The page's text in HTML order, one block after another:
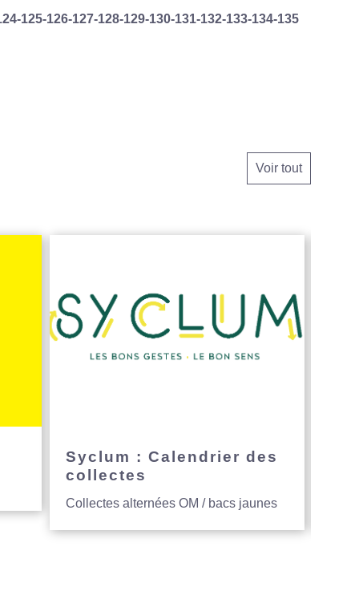
-125-126-127-128-129-130-131-132-133-134-135
Voir tout
Syclum : Calendrier des
collectes
Collectes alternées OM / bacs jaunes